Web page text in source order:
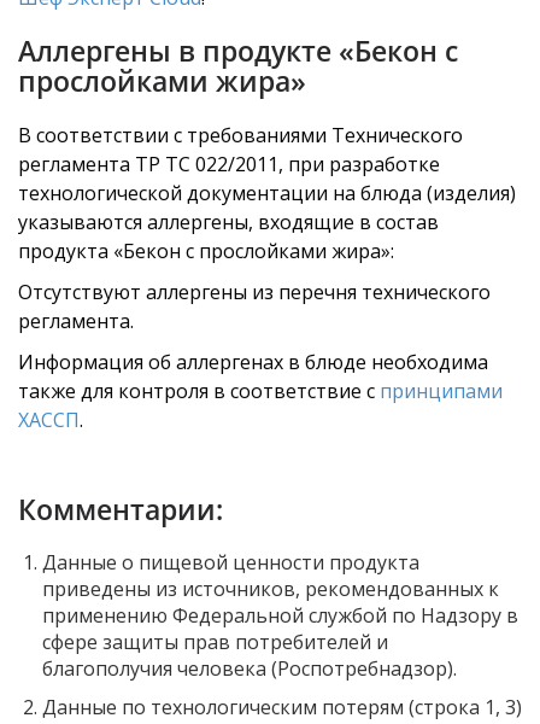
Аллергены в продукте «Бекон с
прослойками жира»
В соответствии с требованиями Технического
регламента ТР ТС 022/2011, при разработке
технологической документации на блюда (изделия)
указываются аллергены, входящие в состав
продукта «Бекон с прослойками жира»:
Отсутствуют аллергены из перечня технического
регламента.
Информация об аллергенах в блюде необходима
также для контроля в соответствие с принципами
ХАССП.
Комментарии:
Данные о пищевой ценности продукта
приведены из источников, рекомендованных к
применению Федеральной службой по Надзору в
сфере защиты прав потребителей и
благополучия человека (Роспотребнадзор).
Данные по технологическим потерям (строка 1, 3)